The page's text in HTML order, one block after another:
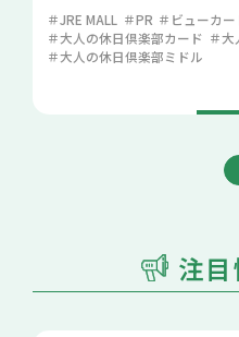
JRE MALL PR ビューカー
大人の休日倶楽部カード
大
大人の休日倶楽部ミドル
注